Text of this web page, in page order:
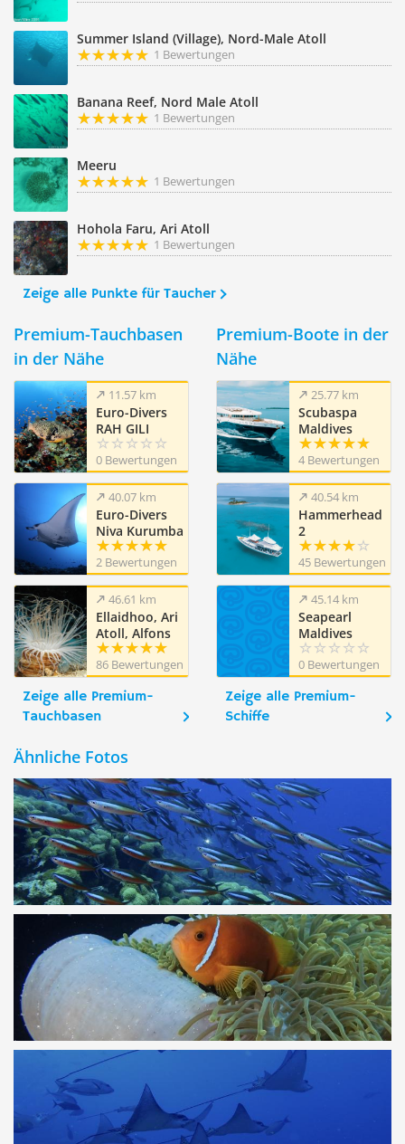
Summer Island (Village), Nord-Male Atoll
1 Bewertungen
Banana Reef, Nord Male Atoll
1 Bewertungen
Meeru
1 Bewertungen
Hohola Faru, Ari Atoll
1 Bewertungen
Zeige alle Punkte für Taucher
Premium-Tauchbasen
in der Nähe
11.57 km
Euro-Divers
RAH GILI
MALDIVES
0 Bewertungen
40.07 km
Euro-Divers
Niva Kurumba
Maldives
2 Bewertungen
46.61 km
Ellaidhoo, Ari
Atoll, Alfons
Straub Dive &
Sail
86 Bewertungen
Zeige alle Premium-
Tauchbasen
Premium-Boote in der
Nähe
25.77 km
Scubaspa
Maldives
4 Bewertungen
40.54 km
Hammerhead
2
45 Bewertungen
45.14 km
Seapearl
Maldives
0 Bewertungen
Zeige alle Premium-
Schiffe
Ähnliche Fotos